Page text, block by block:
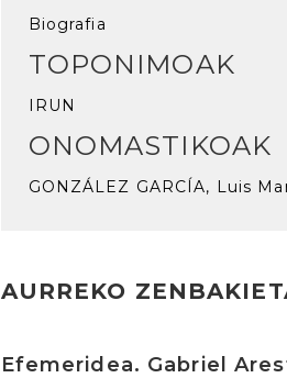
Biografia
TOPONIMOAK
IRUN
ONOMASTIKOAK
GONZÁLEZ GARCÍA, Luis
AURREKO
Efemeridea. Gabriel